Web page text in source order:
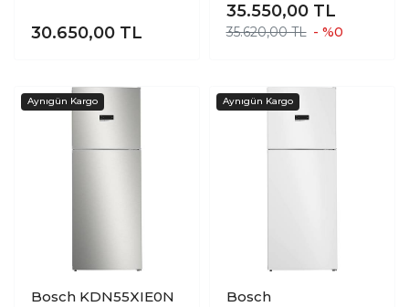
30.650,00 TL
Donduruculu
Buzdolabı
35.550,00 TL
35.620,00 TL - %0
Bosch KDN55XIE0N
Bosch